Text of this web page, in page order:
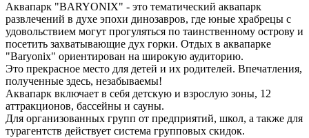
Аквапарк "BARYONIX" - это тематический аквапарк
развлечений в духе эпохи динозавров, где юные храбрецы с
удовольствием могут прогуляться по таинственному острову и
посетить захватывающие дух горки. Отдых в аквапарке
"Baryonix" ориентирован на широкую аудиторию.
Это прекрасное место для детей и их родителей. Впечатления,
полученные здесь, незабываемы!
Аквапарк включает в себя детскую и взрослую зоны, 12
аттракционов, бассейны и сауны.
Для организованных групп от предприятий, школ, а также для
турагентств действует система групповых скидок.